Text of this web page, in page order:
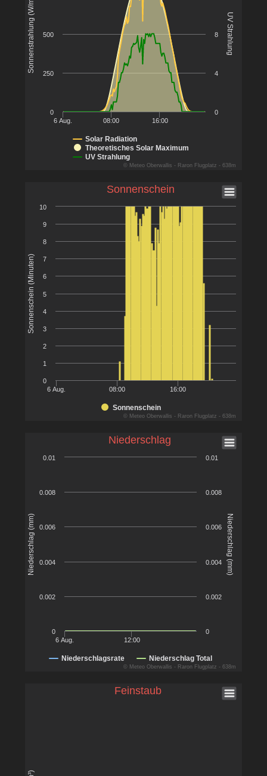
Sonnenstrahlung (W/m²) UV Strahlung
Solar Radiation
Theoretisches Solar Maximum
UV Strahlung
6 Aug. 08:00 16:00
0
250
500
0
4
8
© Meteo Oberwallis - Raron Flugplatz - 638m
Sonnenschein (Minuten)
Sonnenschein
6 Aug. 08:00 16:00
0
1
2
3
4
5
6
7
8
9
10
© Meteo Oberwallis - Raron Flugplatz - 638m
Sonnenschein
Niederschlag (mm) Niederschlag (mm)
Niederschlagsrate Niederschlag Total
6 Aug. 12:00
0
0.002
0.004
0.006
0.008
0.01
0
0.002
0.004
0.006
0.008
0.01
© Meteo Oberwallis - Raron Flugplatz - 638m
Niederschlag
Feinstaub